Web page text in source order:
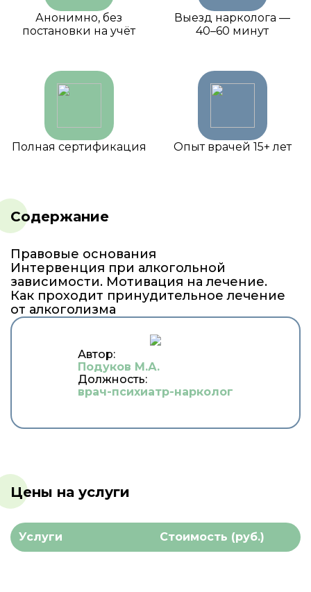
Анонимно, без
постановки на учёт
Выезд нарколога —
40–60 минут
Полная сертификация Опыт врачей 15+ лет
Содержание
Правовые основания
Интервенция при алкогольной
зависимости. Мотивация на лечение.
Как проходит принудительное лечение
от алкоголизма
Автор:
Подуков М.А.
Должность:
врач-психиатр-нарколог
Цены на услуги
Услуги Стоимость (руб.)